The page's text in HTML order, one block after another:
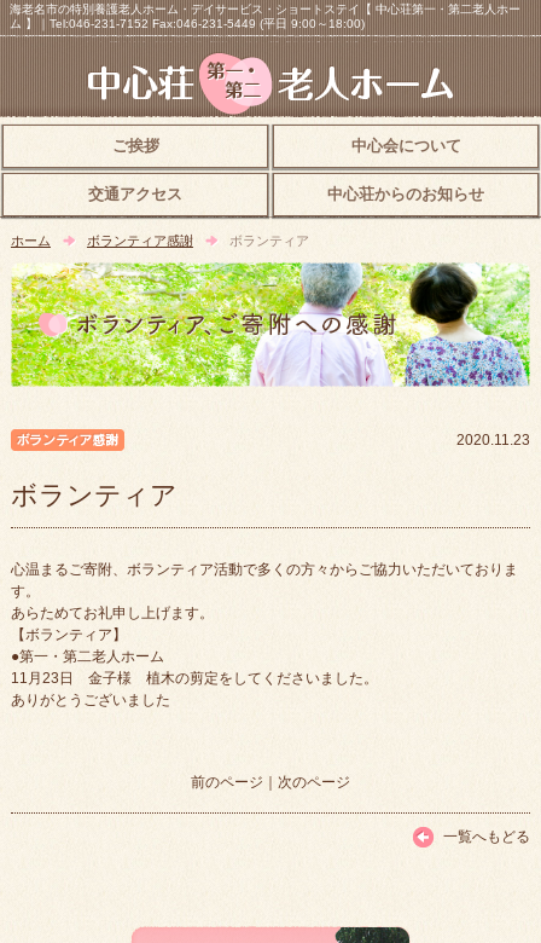
海老名市の特別養護老人ホーム・デイサービス・ショートステイ【 中心荘第一・第二老人ホー
ム 】｜Tel:046-231-7152 Fax:046-231-5449 (平日 9:00～18:00)
ご挨拶 中心会について
交通アクセス 中心荘からのお知らせ
ホーム ボランティア感謝 ボランティア
2020.11.23
ボランティア
心温まるご寄附、ボランティア活動で多くの方々からご協力いただいておりま
す。
あらためてお礼申し上げます。
【ボランティア】
●第一・第二老人ホーム
11月23日 金子様 植木の剪定をしてくださいました。
ありがとうございました
前のページ ｜ 次のページ
一覧へもどる